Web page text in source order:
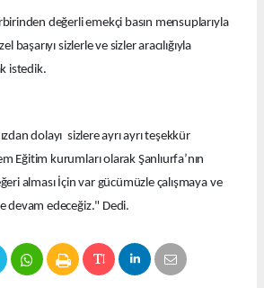
değerli emekçi basın mensuplarıyla
başarıyı sizlerle ve sizler aracılığıyla
istedik.
dolayı sizlere ayrı ayrı teşekkür
Eğitim kurumları olarak Şanlıurfa’nın
alması İçin var gücümüzle çalışmaya ve
devam edeceğiz." Dedi.